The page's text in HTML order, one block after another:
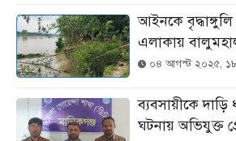
আইনকে
এলাকায়
০৪ আগস্ট ২০২৫,
ব্যবসায়ীকে দাড়ি
ঘটনায় অভিযুক্ত